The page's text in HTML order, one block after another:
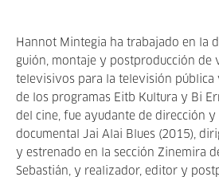
Hannot Mintegia ha trabajado en la
guión, montaje y postproducción de
televisivos para la televisión pública
de los programas Eitb Kultura y Bi
del cine, fue ayudante de dirección y
documental Jai Alai Blues (2015),
y estrenado en la sección Zinemira
Sebastián, y realizador, editor y